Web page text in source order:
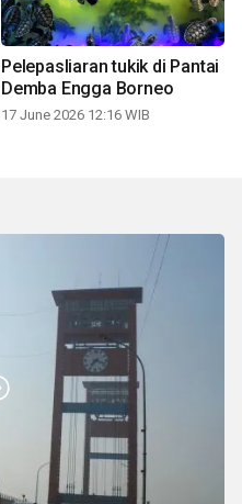
Pelepasliaran tukik di Pantai
Demba Engga Borneo
17 June 2026 12:16 WIB